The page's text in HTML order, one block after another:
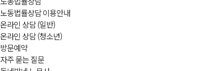
노동법률상담 이용안내
온라인 상담 (일반)
온라인 상담 (청소년)
방문예약
자주 묻는 질문